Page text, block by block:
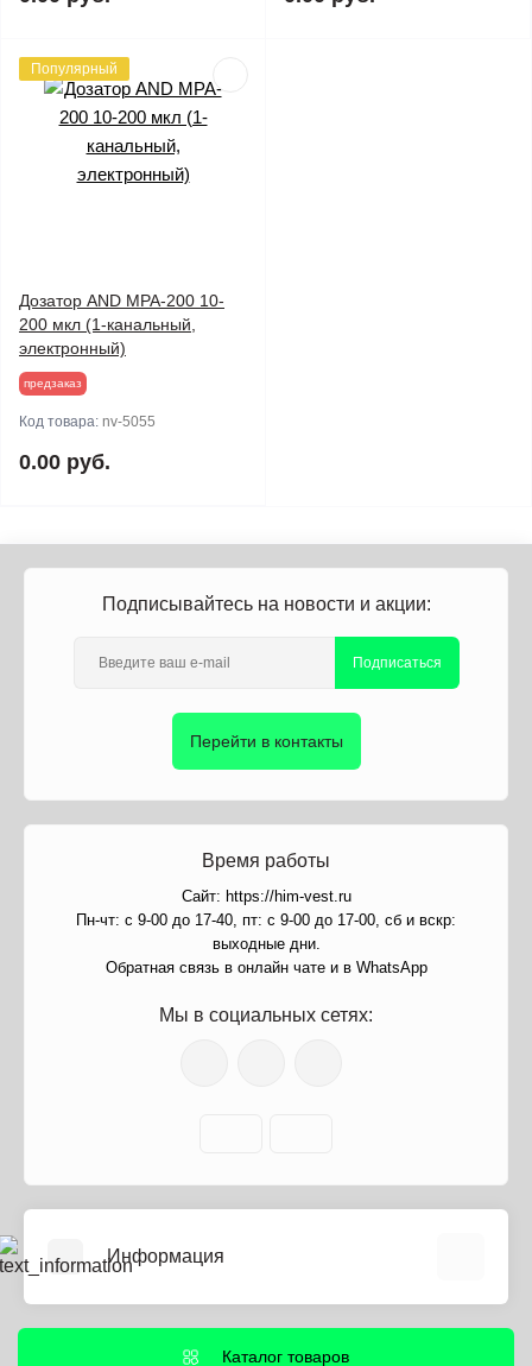
Популярный
Дозатор AND MPA-200 10-
200 мкл (1-канальный,
электронный)
предзаказ
Код товара: nv-5055
0.00 руб.
Подписывайтесь на новости и акции:
Подписаться
Перейти в контакты
Время работы
Сайт: https://him-vest.ru
Пн-чт: с 9-00 до 17-40, пт: с 9-00 до 17-00, сб и вскр:
выходные дни.
Обратная связь в онлайн чате и в WhatsApp
Мы в социальных сетях:
Информация
Информация о доставкеКаталог товаров